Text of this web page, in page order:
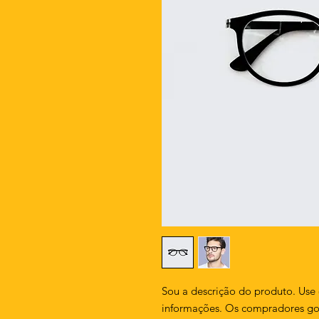
Sou a descrição do produto.
informações. Os compradores